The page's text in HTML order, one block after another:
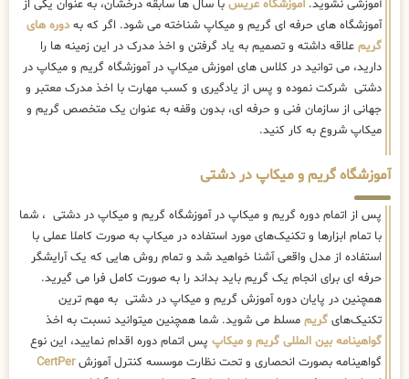
آموزشی نشوید.آموزشگاه عریس با سال ها سابقه درخشان، به عنوان یکی از
آموزشگاه های حرفه ای گریم و میکاپ شناخته می شود. اگر که بهدوره های
گریم علاقه داشته و تصمیم به یاد گرفتن و اخذ مدرک در این زمینه ها را
دارید، می توانید در کلاس های اموزش میکاپ در آموزشگاه گریم و میکاپ در
دشتی شرکت نموده و پس از یادگیری و کسب مهارت با اخذ مدرک معتبر و
جهانی از سازمان فنی و حرفه ای، بدون وقفه به عنوان یک متخصص گریم و
میکاپ شروع به کار کنید.
آموزشگاه گریم و میکاپ در دشتی
پس از اتمام دوره گریم و میکاپ در آموزشگاه گریم و میکاپ در دشتی ، شما
با تمام ابزارها و تکنیک‌های مورد استفاده در میکاپ به صورت کاملا عملی با
استفاده از مدل واقعی آشنا خواهید شد و تمام روش هایی که یک آرایشگر
حرفه ای برای انجام یک گریم باید بداند را به صورت کامل فرا می گیرید.
همچنین در پایان دوره آموزش گریم و میکاپ در دشتی به مهم ترین
تکنیک‌های گریم مسلط می شوید. شما همچنین میتوانید نسبت به اخذ
گواهینامه بین المللی گریم و میکاپ پس اتمام دوره اقدام نمایید، این نوع
گواهینامه بصورت انحصاری و تحت نظارت موسسه کنترل آموزشCertPer